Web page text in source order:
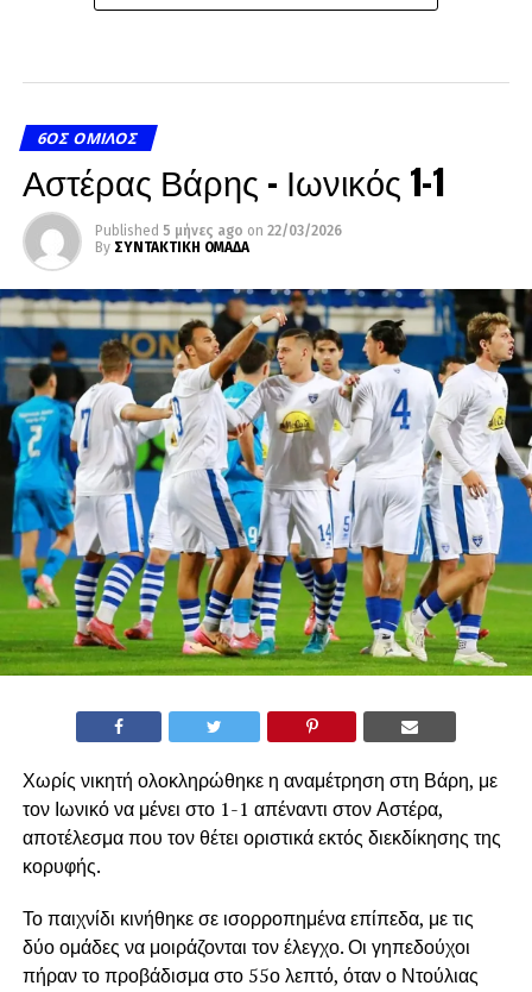
6ΟΣ ΌΜΙΛΟΣ
Αστέρας Βάρης – Ιωνικός 1-1
Published 5 μήνες ago on 22/03/2026
By ΣΥΝΤΑΚΤΙΚΗ ΟΜΑΔΑ
Χωρίς νικητή ολοκληρώθηκε η αναμέτρηση στη Βάρη, με
τον Ιωνικό να μένει στο 1-1 απέναντι στον Αστέρα,
αποτέλεσμα που τον θέτει οριστικά εκτός διεκδίκησης της
κορυφής.
Το παιχνίδι κινήθηκε σε ισορροπημένα επίπεδα, με τις
δύο ομάδες να μοιράζονται τον έλεγχο. Οι γηπεδούχοι
πήραν το προβάδισμα στο 55ο λεπτό, όταν ο Ντούλιας